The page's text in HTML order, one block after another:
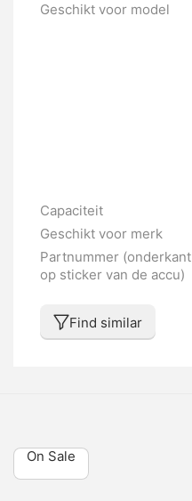
Geschikt voor model
Capaciteit
Geschikt voor merk
Partnummer (onderkant
op sticker van de accu)
Find similar
On Sale